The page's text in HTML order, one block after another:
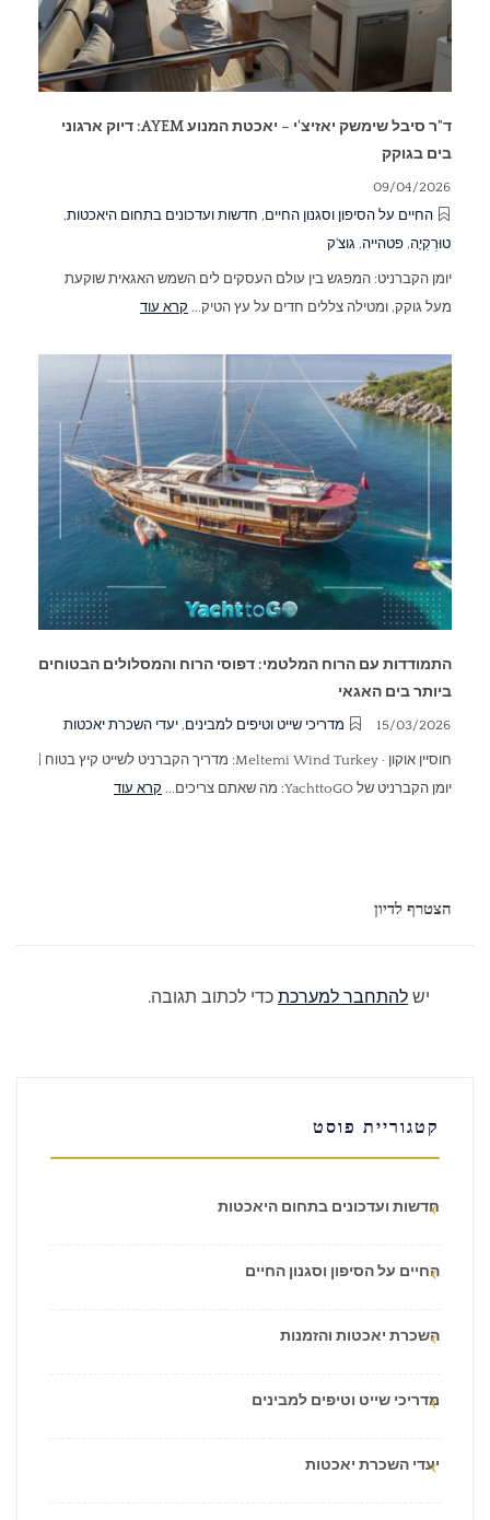
ד"ר סיבל שימשק יאזיצ'י – יאכטת המנוע AYEM: דיוק ארגוני
בים בגוקק
09/04/2026
החיים על הסיפון וסגנון החיים, חדשות ועדכונים בתחום היאכטות,
טוּרְקִיָה, פטהייה, גוצ'ק
יומן הקברניט: המפגש בין עולם העסקים לים השמש האגאית שוקעת
מעל גוקק, ומטילה צללים חדים על עץ הטיק... קרא עוד
התמודדות עם הרוח המלטמי: דפוסי הרוח והמסלולים הבטוחים
ביותר בים האגאי
15/03/2026 מדריכי שייט וטיפים למבינים, יעדי השכרת יאכטות
חוסיין אוקון · Meltemi Wind Turkey: מדריך הקברניט לשייט קיץ בטוח |
יומן הקברניט של YachttoGO: מה שאתם צריכים...
קרא עוד
הצטרף לדיון
יש להתחבר למערכת כדי לכתוב תגובה.
קטגוריית פוסט
חדשות ועדכונים בתחום היאכטות
החיים על הסיפון וסגנון החיים
השכרת יאכטות והזמנות
מדריכי שייט וטיפים למבינים
יעדי השכרת יאכטות